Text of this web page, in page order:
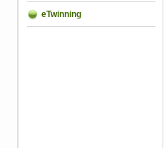
eTwinning